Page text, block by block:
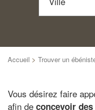
Accueil > Trouver un
Vous désirez faire
afin de concevoir